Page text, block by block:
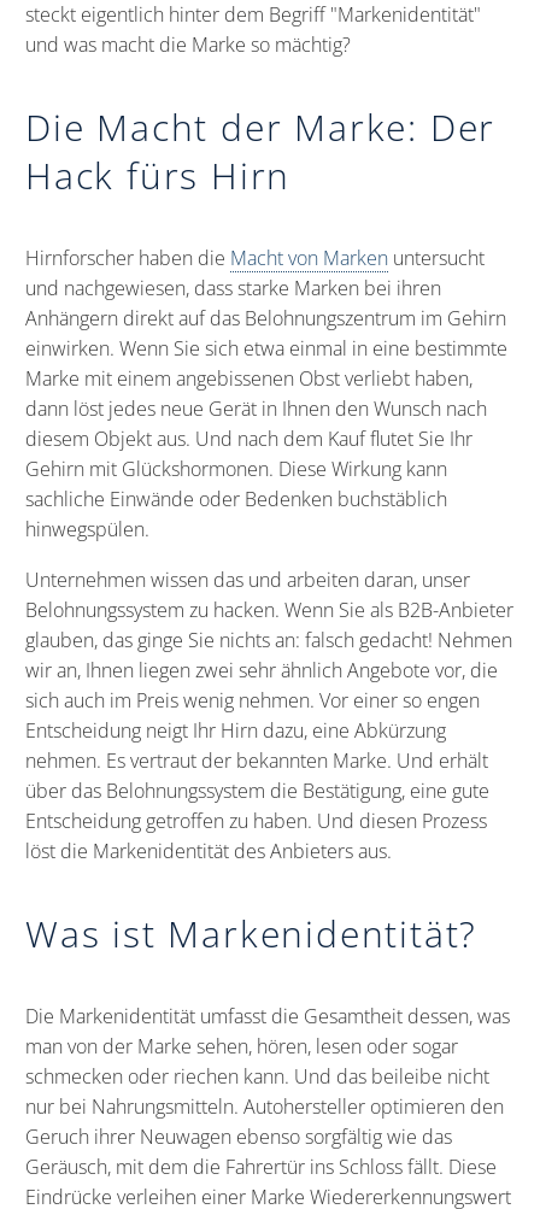
steckt eigentlich hinter dem Begriff "Markenidentität"
und was macht die Marke so mächtig?
Die Macht der Marke: Der
Hack fürs Hirn
Hirnforscher haben die Macht von Marken untersucht
und nachgewiesen, dass starke Marken bei ihren
Anhängern direkt auf das Belohnungszentrum im Gehirn
einwirken. Wenn Sie sich etwa einmal in eine bestimmte
Marke mit einem angebissenen Obst verliebt haben,
dann löst jedes neue Gerät in Ihnen den Wunsch nach
diesem Objekt aus. Und nach dem Kauf flutet Sie Ihr
Gehirn mit Glückshormonen. Diese Wirkung kann
sachliche Einwände oder Bedenken buchstäblich
hinwegspülen.
Unternehmen wissen das und arbeiten daran, unser
Belohnungssystem zu hacken. Wenn Sie als B2B-Anbieter
glauben, das ginge Sie nichts an: falsch gedacht! Nehmen
wir an, Ihnen liegen zwei sehr ähnlich Angebote vor, die
sich auch im Preis wenig nehmen. Vor einer so engen
Entscheidung neigt Ihr Hirn dazu, eine Abkürzung
nehmen. Es vertraut der bekannten Marke. Und erhält
über das Belohnungssystem die Bestätigung, eine gute
Entscheidung getroffen zu haben. Und diesen Prozess
löst die Markenidentität des Anbieters aus.
Was ist Markenidentität?
Die Markenidentität umfasst die Gesamtheit dessen, was
man von der Marke sehen, hören, lesen oder sogar
schmecken oder riechen kann. Und das beileibe nicht
nur bei Nahrungsmitteln. Autohersteller optimieren den
Geruch ihrer Neuwagen ebenso sorgfältig wie das
Geräusch, mit dem die Fahrertür ins Schloss fällt. Diese
Eindrücke verleihen einer Marke Wiedererkennungswert